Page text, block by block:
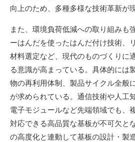
向上のため、多種多様な技術革新が
また、環境負荷低減への取り組みも
ーはんだを使ったはんだ付け技術、
材料選定など、現代のものづくりに
る意識が高まっている。具体的には
物の再利用体制、製品サイクル全般
が求められている。通信技術や人工
電子モジュールなど先端領域でも、
対応できる高品質な基板が不可欠と
の高度化と連動して基板の設計・製